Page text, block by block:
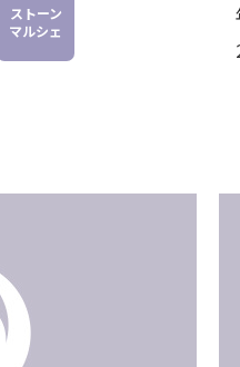
ストーン
マルシェ